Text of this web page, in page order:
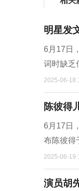
明星发
6月17日
词时缺乏
2025-06-18
陈彼得
6月17日
布陈彼得
2025-06-19
演员胡